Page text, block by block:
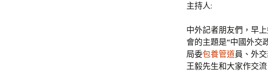
主持人:
中外記者朋友們，早
會的主題是“中國外交
局委包養管道員、外
王毅先生和大家作交流